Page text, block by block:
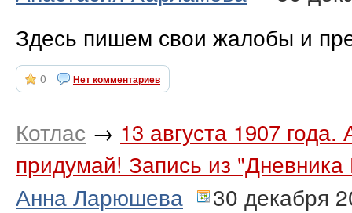
Здесь пишем свои жалобы и
0 Нет комментариев
Котлас → 13 августа 1907
придумай! Запись из "Дневника
Анна Ларюшева
30 декабря